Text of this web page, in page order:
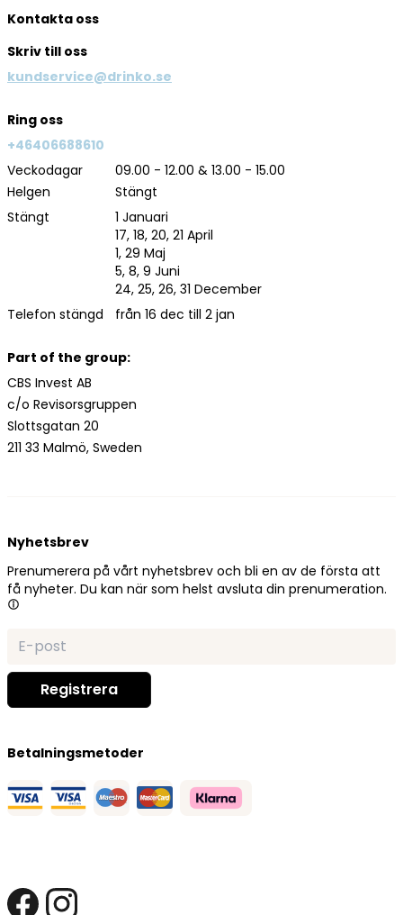
Kontakta oss
Skriv till oss
kundservice@drinko.se
Ring oss
+46406688610
Veckodagar
09.00 - 12.00 & 13.00 - 15.00
Helgen
Stängt
Stängt
Telefon stängd
1 Januari
17, 18, 20, 21 April
1, 29 Maj
5, 8, 9 Juni
24, 25, 26, 31 December
från 16 dec till 2 jan
Part of the group:
CBS Invest AB
c/o Revisorsgruppen
Slottsgatan 20
211 33 Malmö, Sweden
Nyhetsbrev
Prenumerera på vårt nyhetsbrev och bli en av de första att
få nyheter. Du kan när som helst avsluta din prenumeration.
Betalningsmetoder